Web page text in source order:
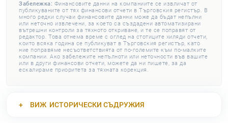
Забележка: Финансовите данни на компаниите се извличат от
публикуваните от тях финансови отчети в Търговския регистър. В
много редки случаи финансовите данни може да бъдат непълни
или неточно извлечени, за което са създадени автоматизирани
вътрешни контроли за тяхното откриване, и те се поправят от
редактор. Това отнема време с оглед на стотиците хиляди отчети,
които всяка година се публикуват в Търговския регистър, като
ние поправяме несъответствията от по-големите към по-малките
компании. Ако забележите непълноти или неточности във вашите
или в други финансови отчети, можете да ни пишете, за да
ескалираме приоритета за тяхната корекция.
ВИЖ ИСТОРИЧЕСКИ СЪДРУЖИЯ